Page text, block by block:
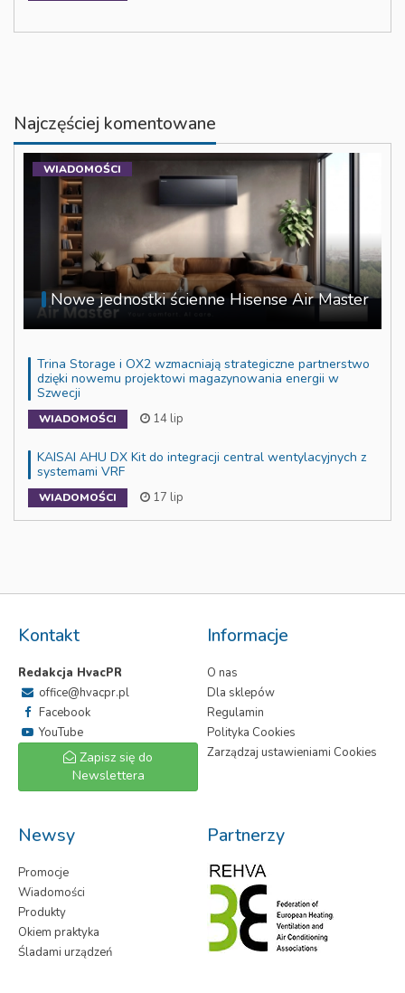
Najczęściej komentowane
Nowe jednostki ścienne Hisense Air Master
WIADOMOŚCI
Trina Storage i OX2 wzmacniają strategiczne partnerstwo
dzięki nowemu projektowi magazynowania energii w
Szwecji
WIADOMOŚCI 14 lip
KAISAI AHU DX Kit do integracji central wentylacyjnych z
systemami VRF
WIADOMOŚCI 17 lip
Kontakt
Redakcja HvacPR
office@hvacpr.pl
Facebook
YouTube
Zapisz się do
Newslettera
Informacje
O nas
Dla sklepów
Regulamin
Polityka Cookies
Zarządzaj ustawieniami Cookies
Newsy
Promocje
Wiadomości
Produkty
Okiem praktyka
Śladami urządzeń
Partnerzy